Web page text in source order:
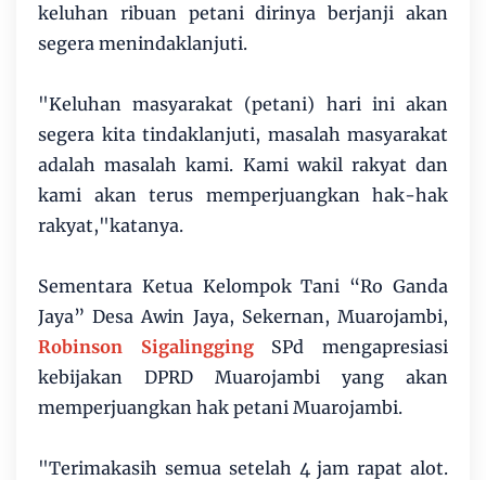
keluhan ribuan petani dirinya berjanji akan
segera menindaklanjuti.
"Keluhan masyarakat (petani) hari ini akan
segera kita tindaklanjuti, masalah masyarakat
adalah masalah kami. Kami wakil rakyat dan
kami akan terus memperjuangkan hak-hak
rakyat,"katanya.
Sementara Ketua Kelompok Tani “Ro Ganda
Jaya” Desa Awin Jaya, Sekernan, Muarojambi,
Robinson SigalinggingSPd mengapresiasi
kebijakan DPRD Muarojambi yang akan
memperjuangkan hak petani Muarojambi.
"Terimakasih semua setelah 4 jam rapat alot.